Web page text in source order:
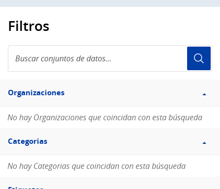
Filtros
conjuntos
de
Filtro
Organizaciones
Organizaciones
No hay Organizaciones que coincidan con esta búsqueda
Filtro
Categorias
Categorias
No hay Categorias que coincidan con esta búsqueda
Filtro